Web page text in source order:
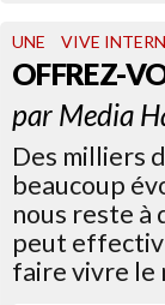
UNE VIVE
OFFREZ-
par Media
Des milliers
beaucoup
nous reste à
peut
faire vivre le